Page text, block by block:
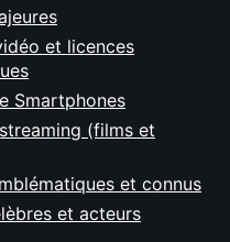
et licences
Smartphones
(films et
et connus
et acteurs